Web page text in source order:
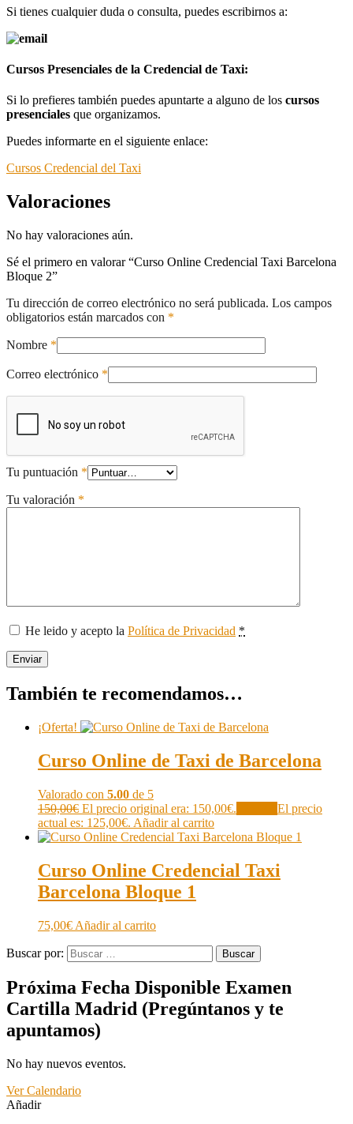
Si tienes cualquier duda o consulta, puedes escribirnos a:
Cursos Presenciales de la Credencial de Taxi:
Si lo prefieres también puedes apuntarte a alguno de los cursos
presenciales que organizamos.
Puedes informarte en el siguiente enlace:
Cursos Credencial del Taxi
Valoraciones
No hay valoraciones aún.
Sé el primero en valorar “Curso Online Credencial Taxi Barcelona
Bloque 2”
Tu dirección de correo electrónico no será publicada. Los campos
obligatorios están marcados con *
Nombre *
Correo electrónico *
Tu puntuación *
Tu valoración *
He leido y acepto la Política de Privacidad *
También te recomendamos…
¡Oferta!
Curso Online de Taxi de Barcelona
Valorado con 5.00 de 5
150,00€ El precio original era: 150,00€.
El precio
actual es: 125,00€. Añadir al carrito
Curso Online Credencial Taxi
Barcelona Bloque 1
75,00€ Añadir al carrito
Buscar por: Buscar
Próxima Fecha Disponible Examen
Cartilla Madrid (Pregúntanos y te
apuntamos)
No hay nuevos eventos.
Ver Calendario
Añadir